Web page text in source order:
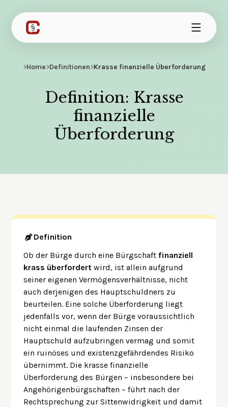
>Home>Definitionen>Krasse finanzielle Überforderung
Definition: Krasse
finanzielle
Überforderung
Definition
Ob der Bürge durch eine Bürgschaftfinanziell
krass überfordert wird, ist allein aufgrund
seiner eigenen Vermögensverhältnisse, nicht
auch derjenigen des Hauptschuldners zu
beurteilen. Eine solche Überforderung liegt
jedenfalls vor, wenn der Bürge voraussichtlich
nicht einmal die laufenden Zinsen der
Hauptschuld aufzubringen vermag und somit
ein ruinöses und existenzgefährdendes Risiko
übernimmt. Die krasse finanzielle
Überforderung des Bürgen – insbesondere bei
Angehörigenbürgschaften – führt nach der
Rechtsprechung zur Sittenwidrigkeit und damit